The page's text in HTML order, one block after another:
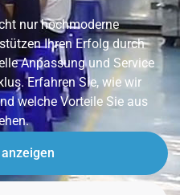
nur hochmoderne
Ihren Erfolg durch
Anpassung und Service
Erfahren Sie, wie wir
welche Vorteile Sie aus